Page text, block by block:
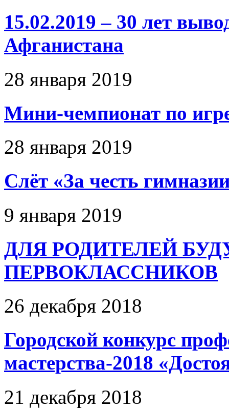
15.02.2019 – 30 лет
Афганистана
28 января 2019
Мини-чемпионат по
28 января 2019
Слёт «За чеcть
9 января 2019
ДЛЯ РОДИТЕЛЕЙ
ПЕРВОКЛАССНИКОВ
26 декабря 2018
Городской конкурс
мастерства-2018
21 декабря 2018